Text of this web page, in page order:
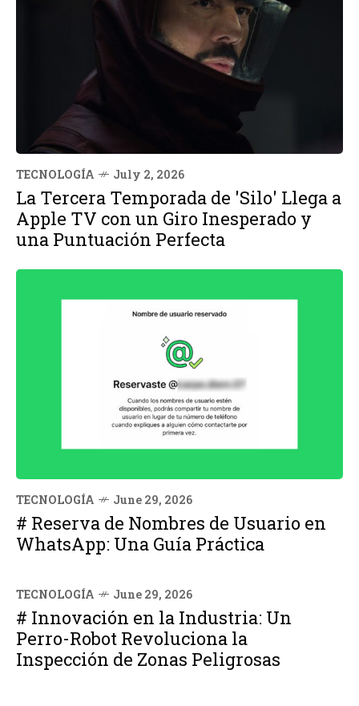
TECNOLOGÍA July 2, 2026
La Tercera Temporada de 'Silo' Llega a
Apple TV con un Giro Inesperado y
una Puntuación Perfecta
TECNOLOGÍA June 29, 2026
# Reserva de Nombres de Usuario en
WhatsApp: Una Guía Práctica
TECNOLOGÍA June 29, 2026
# Innovación en la Industria: Un
Perro-Robot Revoluciona la
Inspección de Zonas Peligrosas